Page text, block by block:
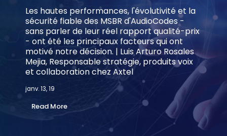
Les hautes performances, l'évolutivité et la
sécurité fiable des MSBR d'AudioCodes -
sans parler de leur réel rapport qualité-prix
- ont été les principaux facteurs qui ont
motivé notre décision. | Luis Arturo Rosales
Mejia, Responsable stratégie, produits voix
et collaboration chez Axtel
janv. 13, 19
Read More